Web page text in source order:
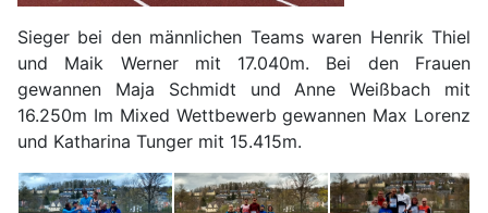
Sieger bei den männlichen Teams waren Henrik Thiel
und Maik Werner mit 17.040m. Bei den Frauen
gewannen Maja Schmidt und Anne Weißbach mit
16.250m Im Mixed Wettbewerb gewannen Max Lorenz
und Katharina Tunger mit 15.415m.